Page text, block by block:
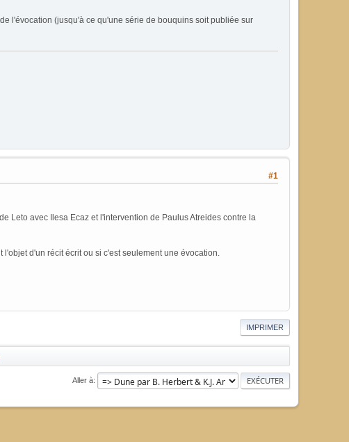
l'évocation (jusqu'à ce qu'une série de bouquins soit publiée sur
#1
Leto avec Ilesa Ecaz et l'intervention de Paulus Atreides contre la
d'un récit écrit ou si c'est seulement une évocation.
IMPRIMER
Aller à